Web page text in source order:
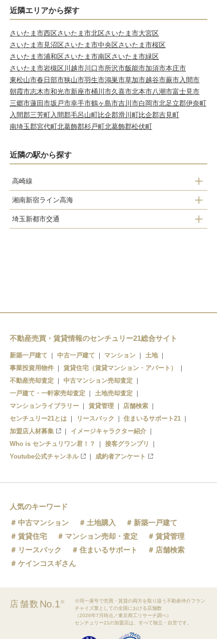
近隣エリアから探す
さいたま市西区さいたま市北区さいたま市大宮区
さいたま市見沼区さいたま市中央区さいたま市桜区
さいたま市浦和区さいたま市南区さいたま市緑区
さいたま市岩槻区川越市川口市所沢市飯能市加須市本庄市
東松山市春日部市狭山市羽生市鴻巣市草加市越谷市蕨市入間市
朝霞市志木市和光市新座市桶川市久喜市北本市八潮市富士見市
三郷市蓮田市坂戸市幸手市鶴ヶ島市吉川市白岡市北足立郡伊奈町
入間郡三芳町入間郡毛呂山町比企郡滑川町比企郡吉見町
南埼玉郡宮代町北葛飾郡杉戸町北葛飾郡松伏町
近隣の駅から探す
高崎線
上尾駅
北上尾駅
湘南新宿ライン高海
北上尾駅
埼玉新都市交通
不動産売買・賃貸情報のセンチュリー21総合サイト
新築一戸建て 中古一戸建て マンション
土地
事業投資用物件
賃貸住宅（賃貸マンション・アパート）
不動産売却査定
中古マンション売却査定
一戸建て・一軒家売却査定
土地売却査定
マンションライブラリー
賃貸管理
店舗検索
センチュリー21とは
リースバック
住まいるサポート21
加盟店人材募集
イメージキャラクター紹介
Who is センチュリワン君！？
接客グランプリ
Youtube公式チャンネル
成約者アンケート
人気のキーワード
中古マンション
土地購入
新築一戸建て
賃貸住宅
マンション売却・査定
賃貸管理
リースバック
住まいるサポート
店舗検索
ケインコスギさん
店舗数 No.1※
※同一屋号で売買・賃貸の両方を取り扱う不動産仲介フラン
チャイズ業としての全国における店舗数
（2026年7月時点／東京商工リサーチ調べ）
センチュリー21の加盟店は、すべて独立・自営です。